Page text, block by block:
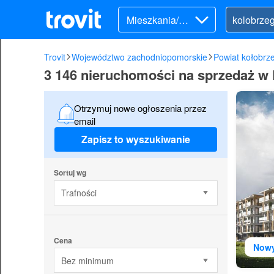
Mieszkania/Do
my (sprzedaż)
Trovit Województwo zachodniopomorskie Powiat
3 146 nieruchomości na sprzedaż w
Otrzymuj nowe ogłoszenia przez
email
Zapisz to wyszukiwanie
Sortuj wg
Trafności
Cena
Bez minimum